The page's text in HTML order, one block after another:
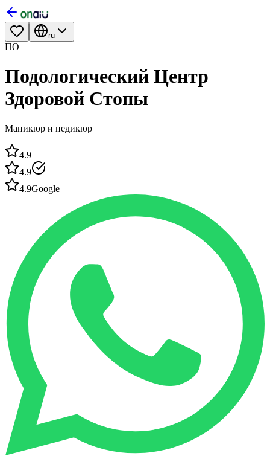
ru
ПО
Подологический Центр
Здоровой Стопы
Маникюр и педикюр
4.9
4.9
4.9Google